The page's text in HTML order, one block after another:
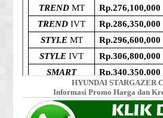
HYUNDAI STARGAZER
Informasi Promo Harga dan